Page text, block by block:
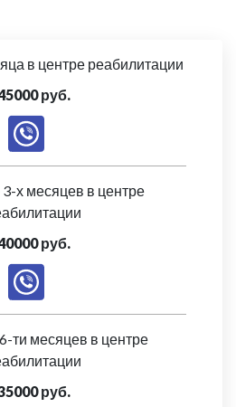
в центре реабилитации
руб.
х месяцев в центре
руб.
ти месяцев в центре
руб.